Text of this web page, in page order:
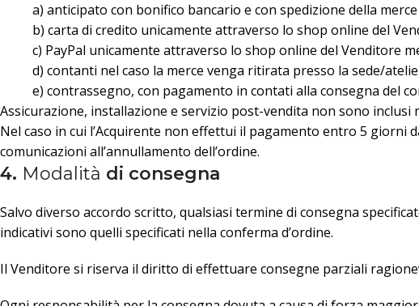
a) anticipato con bonifico bancario e con spedizione della
b) carta di credito unicamente attraverso lo shop online del
c) PayPal unicamente attraverso lo shop online del Venditore
d) contanti nel caso la merce venga ritirata presso la sede/
e) contrassegno, con pagamento in contati alla consegna del
Assicurazione, installazione e servizio post-vendita non sono
Nel caso in cui l’Acquirente non effettui il pagamento entro 5 giorni
comunicazioni all’annullamento dell’ordine.
4. Modalità di consegna
Salvo diverso accordo scritto, qualsiasi termine di consegna
indicativi sono quelli specificati nella conferma d’ordine.
Il Venditore si riserva il diritto di effettuare consegne parziali